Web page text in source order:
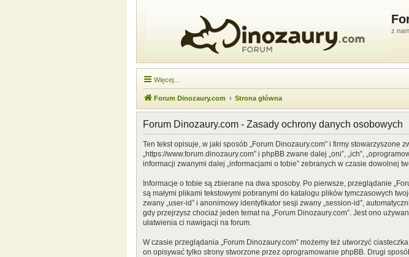
z
Więcej…
Forum Dinozaury.com Strona główna
Forum Dinozaury.com - Zasady ochrony danych osobowych
Ten tekst opisuje, w jaki sposób „Forum Dinozaury.com” i firmy stowarzyszone
„https://www.forum.dinozaury.com” i phpBB zwane dalej „oni”, „ich”,
informacji zwanymi dalej „informacjami o tobie” zebranych w czasie dowolnej
Informacje o tobie są zbierane na dwa sposoby. Po pierwsze, przeglądanie
są małymi plikami tekstowymi pobranymi do katalogu plików tymczasowych
zwany „user-id” i anonimowy identyfikator sesji zwany „session-id”,
gdy przejrzysz chociaż jeden temat na „Forum Dinozaury.com”. Jest ono
ułatwienia ci nawigacji na forum.
W czasie przeglądania „Forum Dinozaury.com” możemy też utworzyć
on opisywać tylko strony stworzone przez oprogramowanie phpBB. Drugi